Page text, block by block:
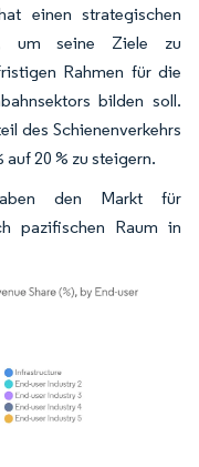
einen strategischen
um seine Ziele zu
Rahmen für die
bilden soll.
des Schienenverkehrs
20 % zu steigern.
den Markt für
pazifischen Raum in